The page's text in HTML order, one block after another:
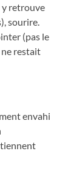
y retrouve
sourire.
(pas le
ne restait
envahi